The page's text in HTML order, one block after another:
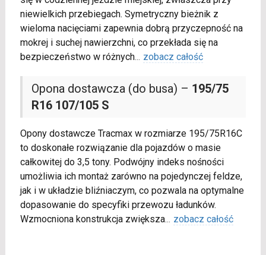
niewielkich przebiegach. Symetryczny bieżnik z
wieloma nacięciami zapewnia dobrą przyczepność na
mokrej i suchej nawierzchni, co przekłada się na
bezpieczeństwo w różnych... zobacz całość
Opona dostawcza (do busa) – 195/75
R16 107/105 S
Opony dostawcze Tracmax w rozmiarze 195/75R16C
to doskonałe rozwiązanie dla pojazdów o masie
całkowitej do 3,5 tony. Podwójny indeks nośności
umożliwia ich montaż zarówno na pojedynczej feldze,
jak i w układzie bliźniaczym, co pozwala na optymalne
dopasowanie do specyfiki przewozu ładunków.
Wzmocniona konstrukcja zwiększa... zobacz całość